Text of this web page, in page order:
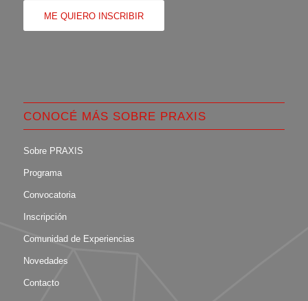
ME QUIERO INSCRIBIR
CONOCÉ MÁS SOBRE PRAXIS
Sobre PRAXIS
Programa
Convocatoria
Inscripción
Comunidad de Experiencias
Novedades
Contacto